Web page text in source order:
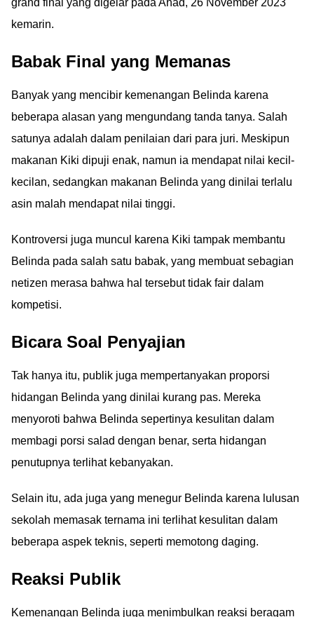
grand final yang digelar pada Ahad, 26 November 2023
kemarin.
Babak Final yang Memanas
Banyak yang mencibir kemenangan Belinda karena
beberapa alasan yang mengundang tanda tanya. Salah
satunya adalah dalam penilaian dari para juri. Meskipun
makanan Kiki dipuji enak, namun ia mendapat nilai kecil-
kecilan, sedangkan makanan Belinda yang dinilai terlalu
asin malah mendapat nilai tinggi.
Kontroversi juga muncul karena Kiki tampak membantu
Belinda pada salah satu babak, yang membuat sebagian
netizen merasa bahwa hal tersebut tidak fair dalam
kompetisi.
Bicara Soal Penyajian
Tak hanya itu, publik juga mempertanyakan proporsi
hidangan Belinda yang dinilai kurang pas. Mereka
menyoroti bahwa Belinda sepertinya kesulitan dalam
membagi porsi salad dengan benar, serta hidangan
penutupnya terlihat kebanyakan.
Selain itu, ada juga yang menegur Belinda karena lulusan
sekolah memasak ternama ini terlihat kesulitan dalam
beberapa aspek teknis, seperti memotong daging.
Reaksi Publik
Kemenangan Belinda juga menimbulkan reaksi beragam